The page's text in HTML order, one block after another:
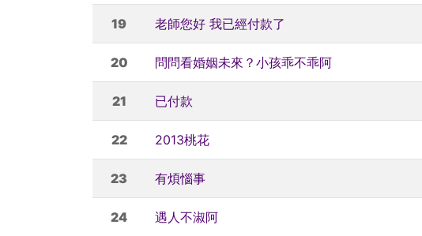
19 老師您好 我已經付款了
20 問問看婚姻未來？小孩乖不乖阿
21 已付款
22 2013桃花
23 有煩惱事
24 遇人不淑阿